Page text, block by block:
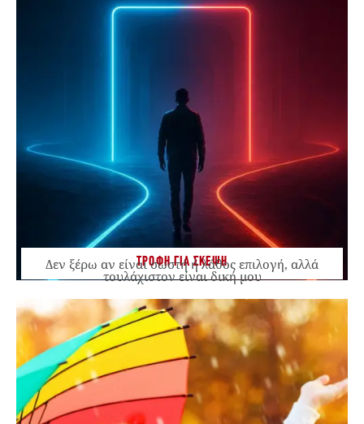
ΤΡΟΦΗ ΓΙΑ ΣΚΕΨΗ
Δεν ξέρω αν είναι σωστή ή λάθος επιλογή, αλλά
τουλάχιστον είναι δική μου